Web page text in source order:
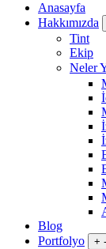
Anasayfa
Hakkımızda
Tint
Ekip
Neler
Blog
Portfolyo
+ -